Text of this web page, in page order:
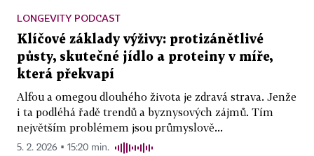
LONGEVITY PODCAST
Klíčové základy výživy: protizánětlivé
půsty, skutečné jídlo a proteiny v míře,
která překvapí
Alfou a omegou dlouhého života je zdravá strava. Jenže
i ta podléhá řadě trendů a byznysových zájmů. Tím
největším problémem jsou průmyslově...
5. 2. 2026 ▪ 15:20 min.